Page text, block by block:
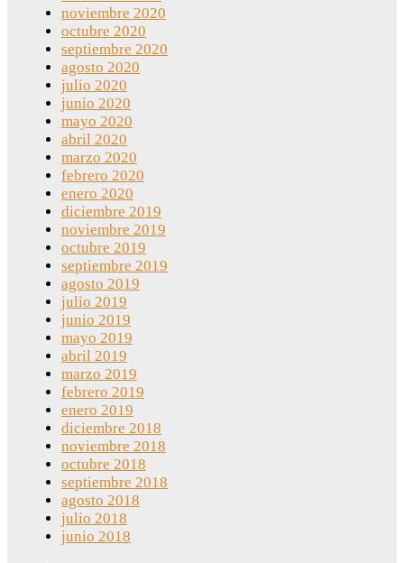
noviembre 2020
octubre 2020
septiembre 2020
agosto 2020
julio 2020
junio 2020
mayo 2020
abril 2020
marzo 2020
febrero 2020
enero 2020
diciembre 2019
noviembre 2019
octubre 2019
septiembre 2019
agosto 2019
julio 2019
junio 2019
mayo 2019
abril 2019
marzo 2019
febrero 2019
enero 2019
diciembre 2018
noviembre 2018
octubre 2018
septiembre 2018
agosto 2018
julio 2018
junio 2018